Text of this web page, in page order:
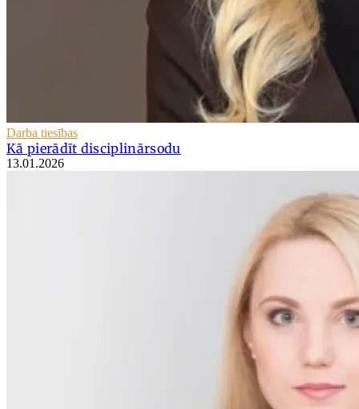
Darba tiesības
Kā pierādīt disciplinārsodu
13.01.2026